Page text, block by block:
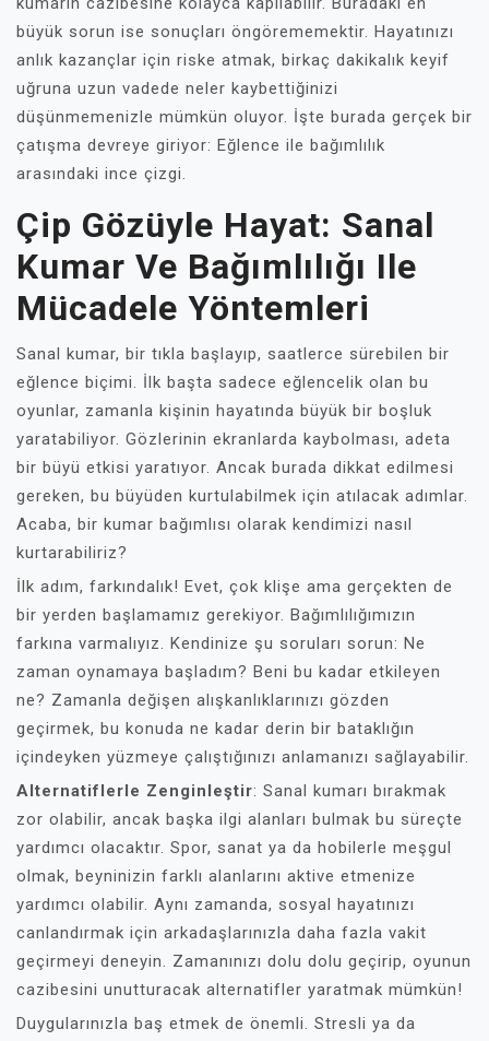
büyük sorun ise sonuçları öngörememektir. Hayatınızı
anlık kazançlar için riske atmak, birkaç dakikalık keyif
uğruna uzun vadede neler kaybettiğinizi
düşünmemenizle mümkün oluyor. İşte burada gerçek bir
çatışma devreye giriyor: Eğlence ile bağımlılık
arasındaki ince çizgi.
Çip Gözüyle Hayat: Sanal
Kumar Ve Bağımlılığı Ile
Mücadele Yöntemleri
Sanal kumar, bir tıkla başlayıp, saatlerce sürebilen bir
eğlence biçimi. İlk başta sadece eğlencelik olan bu
oyunlar, zamanla kişinin hayatında büyük bir boşluk
yaratabiliyor. Gözlerinin ekranlarda kaybolması, adeta
bir büyü etkisi yaratıyor. Ancak burada dikkat edilmesi
gereken, bu büyüden kurtulabilmek için atılacak adımlar.
Acaba, bir kumar bağımlısı olarak kendimizi nasıl
kurtarabiliriz?
İlk adım, farkındalık! Evet, çok klişe ama gerçekten de
bir yerden başlamamız gerekiyor. Bağımlılığımızın
farkına varmalıyız. Kendinize şu soruları sorun: Ne
zaman oynamaya başladım? Beni bu kadar etkileyen
ne? Zamanla değişen alışkanlıklarınızı gözden
geçirmek, bu konuda ne kadar derin bir bataklığın
içindeyken yüzmeye çalıştığınızı anlamanızı sağlayabilir.
Alternatiflerle Zenginleştir: Sanal kumarı bırakmak
zor olabilir, ancak başka ilgi alanları bulmak bu süreçte
yardımcı olacaktır. Spor, sanat ya da hobilerle meşgul
olmak, beyninizin farklı alanlarını aktive etmenize
yardımcı olabilir. Aynı zamanda, sosyal hayatınızı
canlandırmak için arkadaşlarınızla daha fazla vakit
geçirmeyi deneyin. Zamanınızı dolu dolu geçirip, oyunun
cazibesini unutturacak alternatifler yaratmak mümkün!
Duygularınızla baş etmek de önemli. Stresli ya da